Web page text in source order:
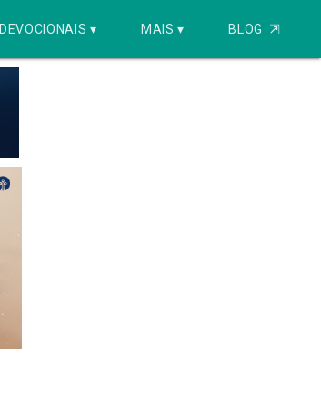
DEVOCIONAIS ▾ MAIS ▾ BLOG ⇱